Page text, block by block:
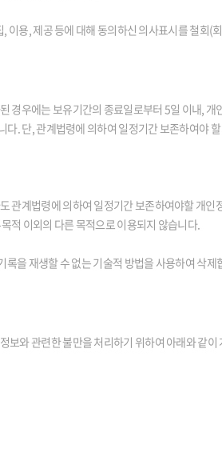
이용, 제공 등에 대해 동의하신 의사표시를 철회(
경우에는 보유기간의 종료일로부터 5일 이내,
. 단, 관계법령에 의하여 일정기간 보존하여야
관계법령에 의하여 일정기간 보존하여야할 개
적 이외의 다른 목적으로 이용되지 않습니다.
을 재생할 수 없는 기술적 방법을 사용하여 삭
보와 관련한 불만을 처리하기 위하여 아래와 같